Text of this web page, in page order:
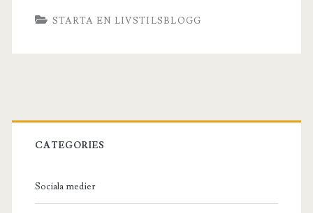
STARTA EN LIVSTILSBLOGG
Primary
Sidebar
CATEGORIES
Sociala medier